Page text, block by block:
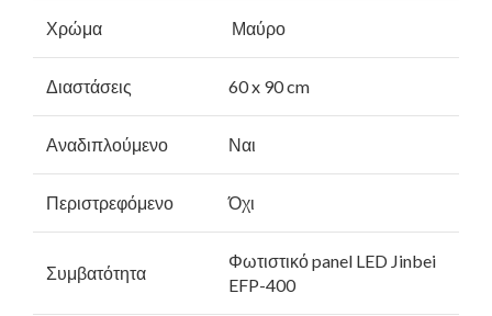
Χρώμα Μαύρο
Διαστάσεις 60 x 90 cm
Αναδιπλούμενο Ναι
Περιστρεφόμενο Όχι
Συμβατότητα
Φωτιστικό panel LED Jinbei
EFP-400